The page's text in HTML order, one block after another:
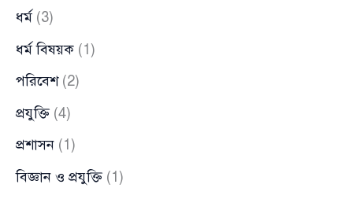
ধর্ম (3)
ধর্ম বিষয়ক (1)
পরিবেশ(2)
প্রযুক্তি (4)
প্রশাসন (1)
বিজ্ঞান ও প্রযুক্তি (1)